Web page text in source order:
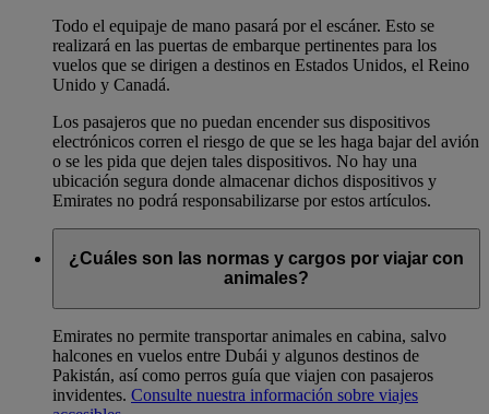
Todo el equipaje de mano pasará por el escáner. Esto se
realizará en las puertas de embarque pertinentes para los
vuelos que se dirigen a destinos en Estados Unidos, el Reino
Unido y Canadá.
Los pasajeros que no puedan encender sus dispositivos
electrónicos corren el riesgo de que se les haga bajar del avión
o se les pida que dejen tales dispositivos. No hay una
ubicación segura donde almacenar dichos dispositivos y
Emirates no podrá responsabilizarse por estos artículos.
¿Cuáles son las normas y cargos por viajar con
animales?
Emirates no permite transportar animales en cabina, salvo
halcones en vuelos entre Dubái y algunos destinos de
Pakistán, así como perros guía que viajen con pasajeros
invidentes. Consulte nuestra información sobre viajes